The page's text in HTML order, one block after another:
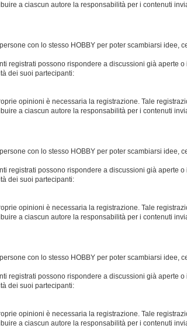
a ciascun autore la responsabilità per i contenuti
con lo stesso HOBBY per poter scambiarsi idee,
registrati possono rispondere a discussioni già aperte o
dei suoi partecipanti:
opinioni è necessaria la registrazione. Tale
a ciascun autore la responsabilità per i contenuti
con lo stesso HOBBY per poter scambiarsi idee,
registrati possono rispondere a discussioni già aperte o
dei suoi partecipanti:
opinioni è necessaria la registrazione. Tale
a ciascun autore la responsabilità per i contenuti
con lo stesso HOBBY per poter scambiarsi idee,
registrati possono rispondere a discussioni già aperte o
dei suoi partecipanti:
opinioni è necessaria la registrazione. Tale
a ciascun autore la responsabilità per i contenuti